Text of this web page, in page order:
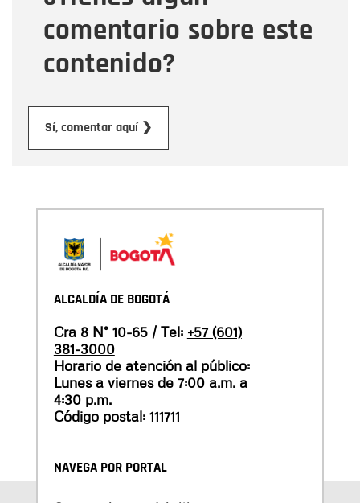
comentario sobre este
contenido?
Sí, comentar aquí ❯
ALCALDÍA DE BOGOTÁ
Cra 8 N° 10-65 / Tel: +57 (601)
381-3000
Horario de atención al público:
Lunes a viernes de 7:00 a.m. a
4:30 p.m.
Código postal: 111711
NAVEGA POR PORTAL